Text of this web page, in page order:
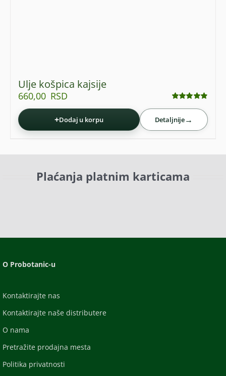
Ulje košpica kajsije
660,00 RSD
+Dodaj u korpu Detaljnije→
Plaćanja platnim karticama
O Probotanic-u
Kontaktirajte nas
Kontaktirajte naše distributere
O nama
Pretražite prodajna mesta
Politika privatnosti